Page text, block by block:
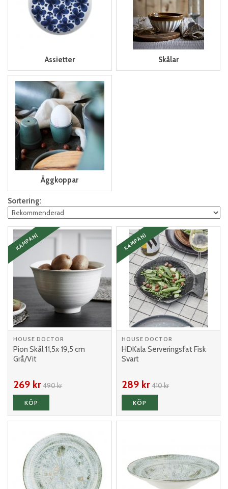
Assietter Skålar
Äggkoppar
Sortering:
HOUSE DOCTOR
Pion Skål 11,5x 19,5 cm
Grå/Vit
KAMPANJ
269 kr490 kr
KÖP
HOUSE DOCTOR
HDKala Serveringsfat Fisk
Svart
KAMPANJ
289 kr 410 kr
KÖP